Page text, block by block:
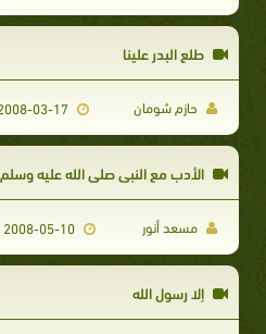
طلع البدر علينا
حازم شومان
الأدب مع النبى صلى الله عليه وسلم
مسعد أنور 2008-05-10
إلا رسول الله